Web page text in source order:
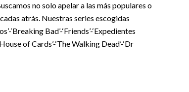
no solo apelar a las más populares o
atrás. Nuestras series escogidas
-‘Breaking Bad’-‘Friends’-‘Expedientes
of Cards’-‘The Walking Dead’-‘Dr